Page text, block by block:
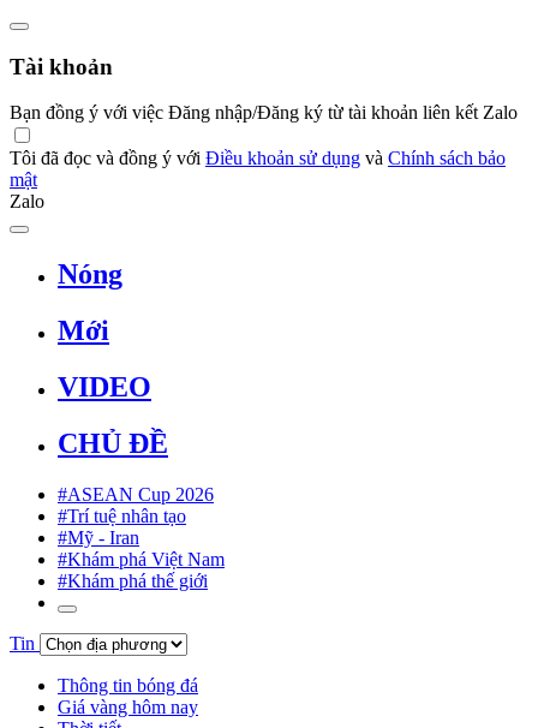
Tài khoản
Bạn đồng ý với việc Đăng nhập/Đăng ký từ tài khoản liên kết Zalo
Tôi đã đọc và đồng ý với Điều khoản sử dụng và Chính sách bảo
mật
Zalo
Nóng
Mới
VIDEO
CHỦ ĐỀ
#ASEAN Cup 2026
#Trí tuệ nhân tạo
#Mỹ - Iran
#Khám phá Việt Nam
#Khám phá thế giới
Tin
Thông tin bóng đá
Giá vàng hôm nay